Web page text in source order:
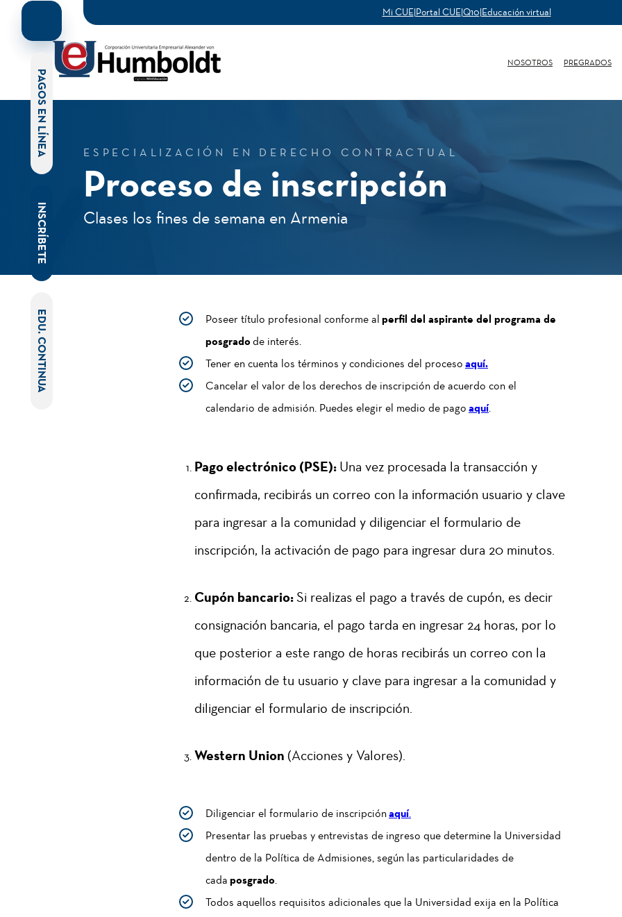
Mi CUE|Portal CUE|Q10|Educación virtual
NOSOTROS PREGRADOS
ESPECIALIZACIÓN EN DERECHO CONTRACTUAL
Proceso de inscripción
Clases los fines de semana en Armenia
Poseer título profesional conforme al perfil del aspirante del programa de
posgrado de interés.
Tener en cuenta los términos y condiciones del proceso aquí.
Cancelar el valor de los derechos de inscripción de acuerdo con el
calendario de admisión. Puedes elegir el medio de pago aquí.
Pago electrónico (PSE): Una vez procesada la transacción y
confirmada, recibirás un correo con la información usuario y clave
para ingresar a la comunidad y diligenciar el formulario de
inscripción, la activación de pago para ingresar dura 20 minutos.
Cupón bancario:Si realizas el pago a través de cupón, es decir
consignación bancaria, el pago tarda en ingresar 24 horas, por lo
que posterior a este rango de horas recibirás un correo con la
información de tu usuario y clave para ingresar a la comunidad y
diligenciar el formulario de inscripción.
Western Union (Acciones y Valores).
Diligenciar el formulario de inscripciónaquí.
Presentar las pruebas y entrevistas de ingreso que determine la Universidad
dentro de la Política de Admisiones, según las particularidades de
cada posgrado.
Todos aquellos requisitos adicionales que la Universidad exija en la Política
PAGOS EN LÍNEA
INSCRÍBETE
EDU. CONTINUA